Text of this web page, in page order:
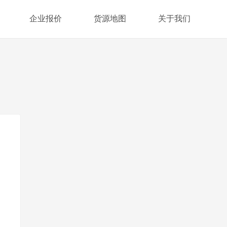
企业报价 货源地图 关于我们